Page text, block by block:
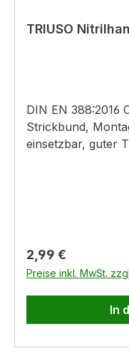
TRIUSO
DIN EN 388:2016
Strickbund,
einsetzbar, guter
Regulärer Preis:
2,99 €
Preise inkl. MwSt.
In